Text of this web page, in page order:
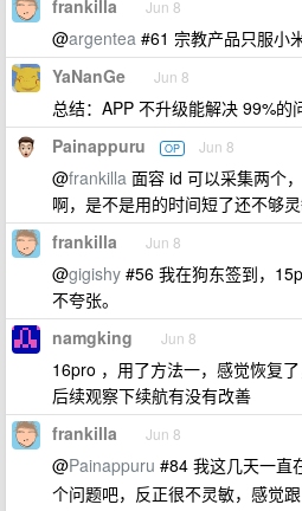
frankilla Jun 8
@argentea #61 宗教产品只服小
YaNanGe Jun 8
总结：APP 不升级能解决 99%的
Painappuru OP Jun 8
@frankilla 面容 id 可以采集两个
啊，是不是用的时间短了还不够
frankilla Jun 8
@gigishy #56 我在狗东签到，
不夸张。
namgking Jun 8
16pro ，用了方法一，感觉恢复
后续观察下续航有没有改善
frankilla Jun 8
@Painappuru #84 我这几天一直
个问题吧，反正很不灵敏，感觉跟